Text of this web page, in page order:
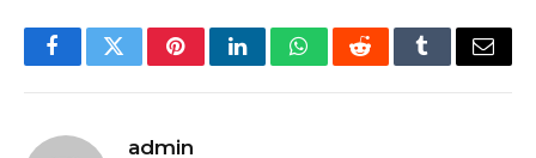
FacebookTwitterPinterestLinkedInWhatsAppRedditTumblrEmail
admin